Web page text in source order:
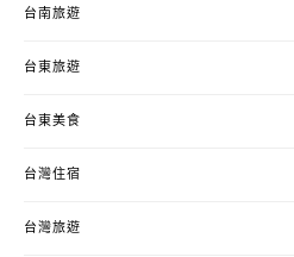
台南旅遊
台東旅遊
台東美食
台灣住宿
台灣旅遊